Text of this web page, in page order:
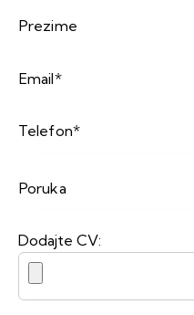
Dodajte CV: